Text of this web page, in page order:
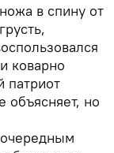
в спину от
коварно
патриот
объясняет, но